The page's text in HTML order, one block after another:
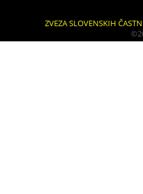
ZVEZA SLOVENSKIH